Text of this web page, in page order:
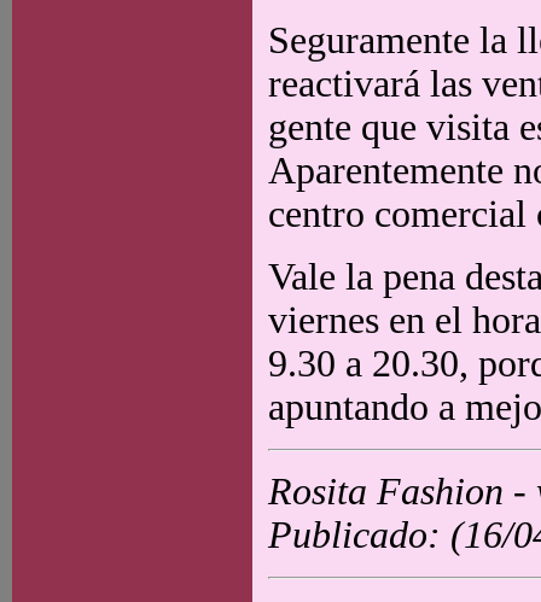
Seguramente la
reactivará las
gente que visita
Aparentemente
centro comercial
Vale la pena
viernes en el
9.30 a 20.30,
apuntando a
Rosita Fashion -
Publicado: (16/